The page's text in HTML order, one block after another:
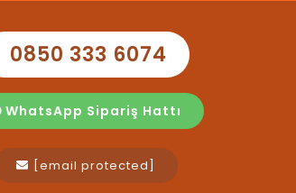
0850 333 6074
WhatsApp Sipariş Hattı
[email protected]